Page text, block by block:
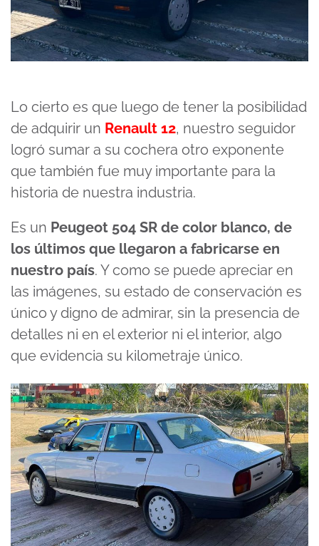
Lo cierto es que luego de tener la posibilidad
de adquirir un Renault 12, nuestro seguidor
logró sumar a su cochera otro exponente
que también fue muy importante para la
historia de nuestra industria.
Es un Peugeot 504 SR de color blanco, de
los últimos que llegaron a fabricarse en
nuestro país. Y como se puede apreciar en
las imágenes, su estado de conservación es
único y digno de admirar, sin la presencia de
detalles ni en el exterior ni el interior, algo
que evidencia su kilometraje único.